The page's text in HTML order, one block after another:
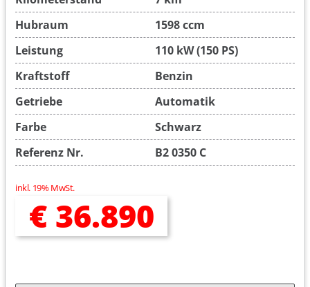
Hubraum
1598 ccm
Leistung
110 kW (150 PS)
Kraftstoff
Benzin
Getriebe
Automatik
Farbe
Schwarz
Referenz Nr.
B2 0350 C
inkl. 19% MwSt.
€ 36.890